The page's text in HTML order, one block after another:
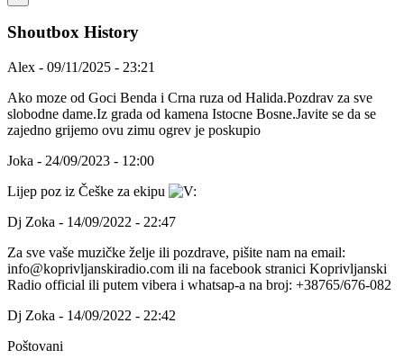
Shoutbox History
Alex - 09/11/2025 - 23:21
Ako moze od Goci Benda i Crna ruza od Halida.Pozdrav za sve
slobodne dame.Iz grada od kamena Istocne Bosne.Javite se da se
zajedno grijemo ovu zimu ogrev je poskupio
Joka - 24/09/2023 - 12:00
Lijep poz iz Češke za ekipu
Dj Zoka - 14/09/2022 - 22:47
Za sve vaše muzičke želje ili pozdrave, pišite nam na email:
info@koprivljanskiradio.com ili na facebook stranici Koprivljanski
Radio official ili putem vibera i whatsap-a na broj: +38765/676-082
Dj Zoka - 14/09/2022 - 22:42
Poštovani